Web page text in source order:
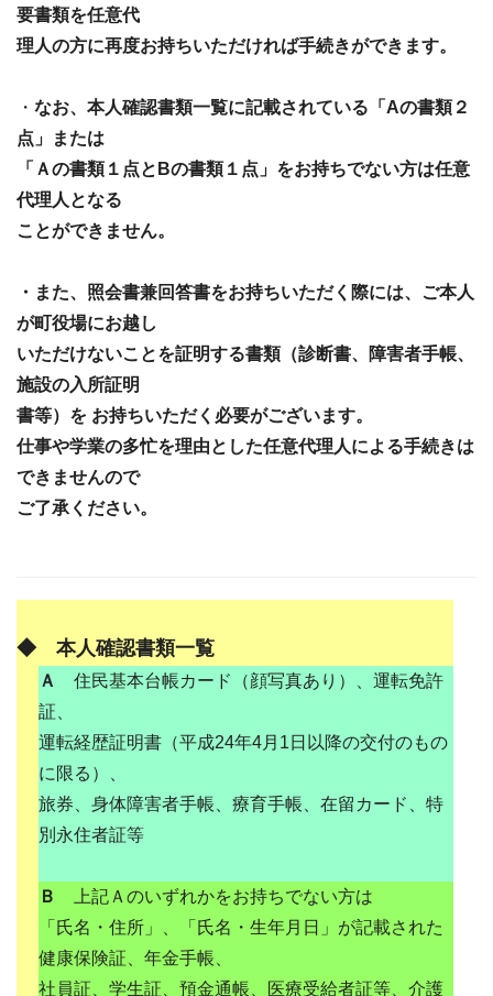
要書類を任意代
理人の方に再度お持ちいただければ手続きができます。
・ なお、本人確認書類一覧に記載されている「Aの書類２
点」または
「Ａの書類１点とBの書類１点」をお持ちでない方は任意
代理人となる
ことができません。
・また、照会書兼回答書をお持ちいただく際には、ご本人
が町役場にお越し
いただけないことを証明する書類（診断書、障害者手帳、
施設の入所証明
書等）を お持ちいただく必要がございます。
仕事や学業の多忙を理由とした任意代理人による手続きは
できませんので
ご了承ください。
◆ 本人確認書類一覧
Ａ 住民基本台帳カード（顔写真あり）、運転免許
証、
運転経歴証明書（平成24年4月1日以降の交付のもの
に限る）、
旅券、身体障害者手帳、療育手帳、在留カード、特
別永住者証等
Ｂ
上記Ａのいずれかをお持ちでない方は
「氏名・住所」、「氏名・生年月日」が記載された
健康保険証、年金手帳、
社員証、学生証、預金通帳、医療受給者証等、介護